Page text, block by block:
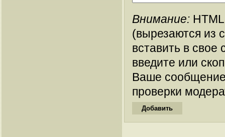
Внимание:
(вырезаются из
вставить в
введите или
Ваше
проверки